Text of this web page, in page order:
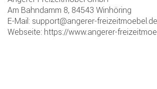
Am Bahndamm 8, 84543 Winhöring
E-Mail: support@angerer-freizeitmoebel.de
Webseite: https://www.angerer-